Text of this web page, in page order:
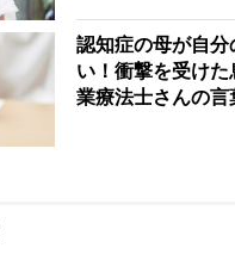
場は「愛おしい」
認知症の母が自
い！衝撃を受け
業療法士さんの言